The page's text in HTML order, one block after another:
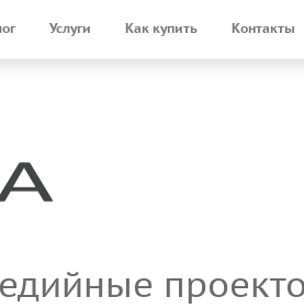
Услуги Как купить Контакты